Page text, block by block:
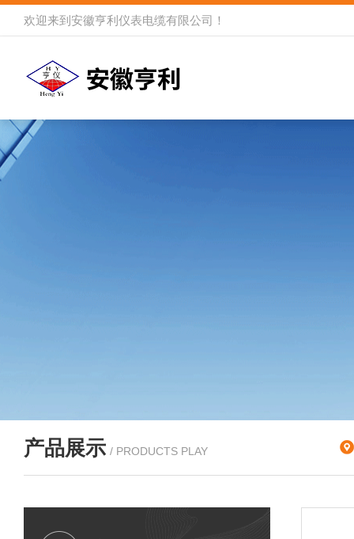
欢迎来到 安徽亨利仪表电缆有限公司 ！
产品展示 / PRODUCTS PLAY